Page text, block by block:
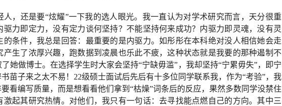
人，还是要“炫耀”一下我的选人眼光。我一直认为对学术研究而言，天分很重
力即定力，没有定力谈何坚持？不能坚持何来成功？内驱力即灵魂，没有灵
条件，我总是回答：最重要的是内驱力。如彤彤在本科绝对没人相信她会走
产生了浓厚兴趣，跑数据到凌晨也乐此不疲，这种状态就是我要的那种遏制不
她做博士。在选择学生时大家会坚持“宁缺毋滥”，我却坚持“宁累毋失”，即宁
苗子来之太不易！22级硕士面试后先后有十多位同学联系我，作为“考验”，我
看编写质量，而是想看看他们拿到“枯燥”词条后的反应，果然多数同学没禁住
起其研究热情。对他们，我只有一句话：去寻找能点燃自己的方向。其中三